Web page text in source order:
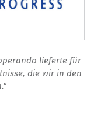
lieferte für
die wir in den